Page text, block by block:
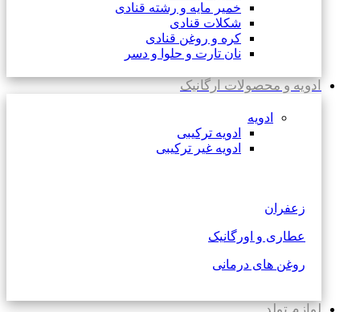
خمیر مایه و رشته قنادی
شکلات قنادی
کره و روغن قنادی
نان تارت و حلوا و دسر
ادویه و محصولات ارگانیک
ادویه
ادویه ترکیبی
ادویه غیر ترکیبی
زعفران
عطاری و اورگانیک
روغن های درمانی